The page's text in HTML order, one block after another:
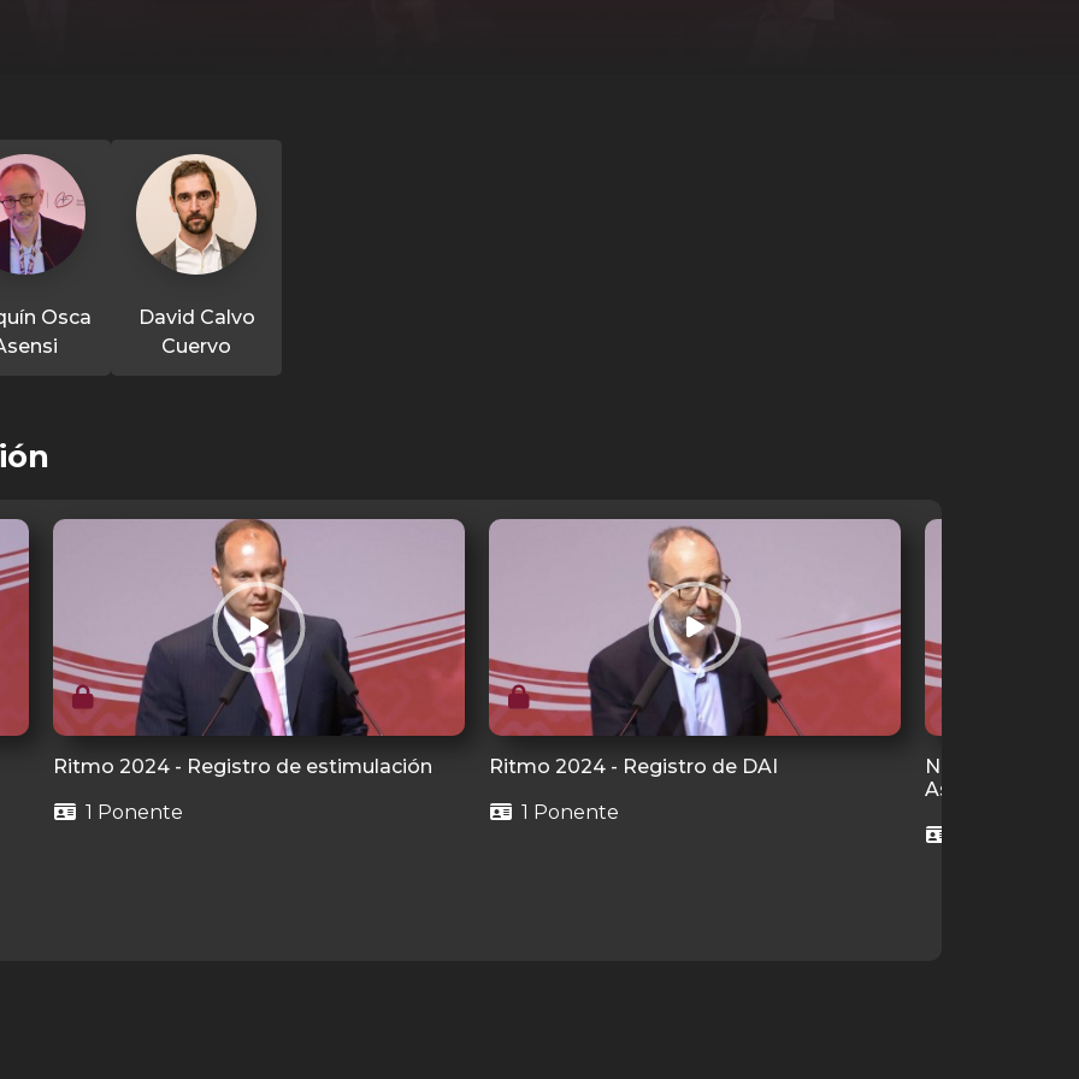
Osca
David Calvo
Cuervo
Ritmo 2024 - Registro de estimulación
1 Ponente
Ritmo 2024 - Registro de DAI
1 Ponente
Nueva gestión
Asociación de